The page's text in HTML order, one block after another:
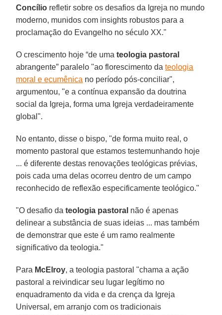
Concílio refletir sobre os desafios da Igreja no mundo
moderno, munidos com insights robustos para a
proclamação do Evangelho no século XX."
O crescimento hoje “de umateologia pastoral
abrangente” paralelo "ao florescimento dateologia
moral e ecumênica no período pós-conciliar",
argumentou, "e a contínua expansão da doutrina
social da Igreja, forma uma Igreja verdadeiramente
global".
No entanto, disse o bispo, "de forma muito real, o
momento pastoral que estamos testemunhando hoje
... é diferente destas renovações teológicas prévias,
pois cada uma delas ocorreu dentro de um campo
reconhecido de reflexão especificamente teológico."
"O desafio dateologia pastoral não é apenas
delinear a substância de suas ideias ... mas também
de demonstrar que este é um ramo realmente
significativo da teologia."
Para McElroy, a teologia pastoral "chama a ação
pastoral a reivindicar seu lugar legítimo no
enquadramento da vida e da crença da Igreja
Universal, em arranjo com os tradicionais